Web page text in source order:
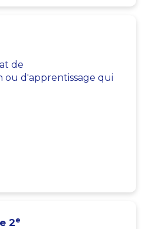
de
ou d'apprentissage qui
2e